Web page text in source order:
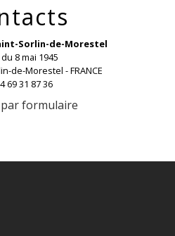
Sorlin-de-Morestel
8 mai 1945
de-Morestel - FRANCE
69 31 87 36
formulaire